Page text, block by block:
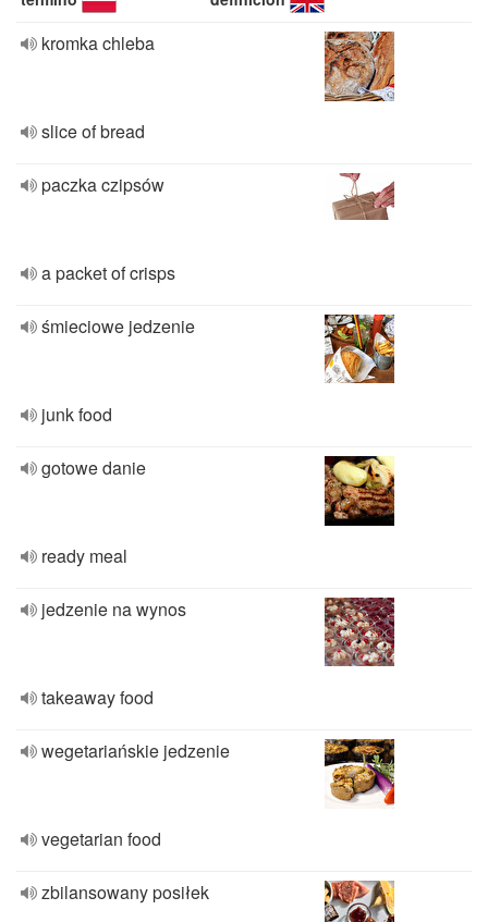
kromka chleba
slice of bread
paczka czipsów
a packet of crisps
śmieciowe jedzenie
junk food
gotowe danie
ready meal
jedzenie na wynos
takeaway food
wegetariańskie jedzenie
vegetarian food
zbilansowany posiłek